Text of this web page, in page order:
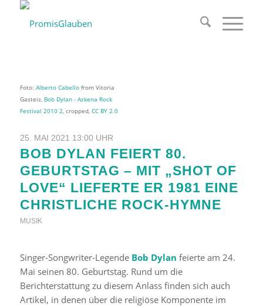
Foto: Alberto Cabellofrom Vitoria
Gasteiz, Bob Dylan - Azkena Rock
Festival 2010 2 , cropped, CC BY 2.0
25. MAI 2021 13:00 UHR
BOB DYLAN FEIERT 80.
GEBURTSTAG – MIT „SHOT OF
LOVE“ LIEFERTE ER 1981 EINE
CHRISTLICHE ROCK-HYMNE
MUSIK
Singer-Songwriter-Legende Bob Dylan feierte am 24.
Mai seinen 80. Geburtstag. Rund um die
Berichterstattung zu diesem Anlass finden sich auch
Artikel, in denen über die religiöse Komponente im